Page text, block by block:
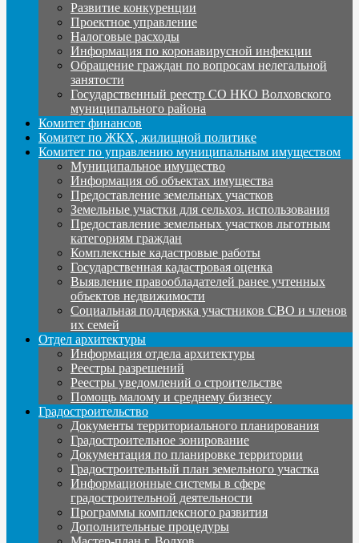
Развитие конкуренции
Проектное управление
Налоговые расходы
Информация по коронавирусной инфекции
Обращение граждан по вопросам нелегальной
занятости
Государственный реестр СО НКО Волховского
муниципального района
Комитет финансов
Комитет по ЖКХ, жилищной политике
Комитет по управлению муниципальным имуществом
Муниципальное имущество
Информация об объектах имущества
Предоставление земельных участков
Земельные участки для сельхоз. использования
Предоставление земельных участков льготным
категориям граждан
Комплексные кадастровые работы
Государственная кадастровая оценка
Выявление правообладателей ранее учтенных
объектов недвижимости
Социальная поддержка участников СВО и членов
их семей
Отдел архитектуры
Информация отдела архитектуры
Реестры разрешений
Реестры уведомлений о строительстве
Помощь малому и среднему бизнесу
Градостроительство
Документы территориального планирования
Градостроительное зонирование
Документация по планировке территории
Градостроительный план земельного участка
Информационные системы в сфере
градостроительной деятельности
Программы комплексного развития
Дополнительные процедуры